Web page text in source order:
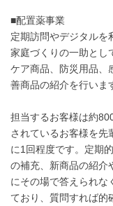
■配置薬事業
定期訪問やデジタルを
家庭づくりの一助とし
ケア商品、防災用品、
善商品の紹介を行いま
担当するお客様は約
されているお客様を先
に1回程度です。定期
の補充、新商品の紹介
にその場で答えられな
ており、質問すれば的